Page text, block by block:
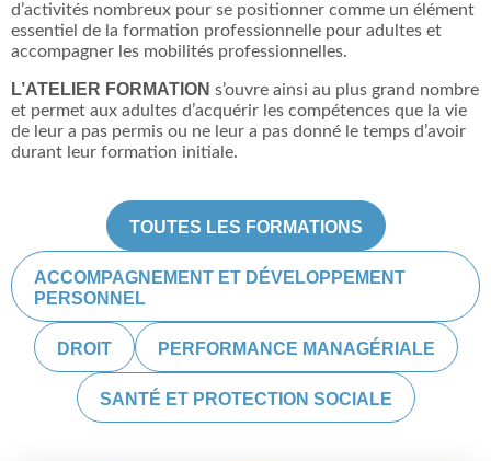
d’activités nombreux pour se positionner comme un élément
essentiel de la formation professionnelle pour adultes et
accompagner les mobilités professionnelles.
L’ATELIER FORMATION s’ouvre ainsi au plus grand nombre
et permet aux adultes d’acquérir les compétences que la vie
de leur a pas permis ou ne leur a pas donné le temps d’avoir
durant leur formation initiale.
TOUTES LES FORMATIONS
ACCOMPAGNEMENT ET DÉVELOPPEMENT
PERSONNEL
DROIT PERFORMANCE MANAGÉRIALE
SANTÉ ET PROTECTION SOCIALE